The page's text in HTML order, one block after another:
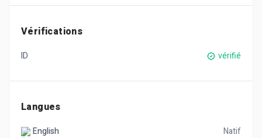
Vérifications
ID vérifié
Langues
English
Natif